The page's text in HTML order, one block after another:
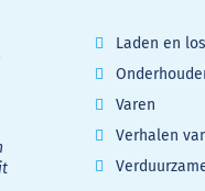
Laden en
Varen
Verhalen